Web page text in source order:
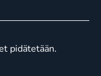
pidätetään.